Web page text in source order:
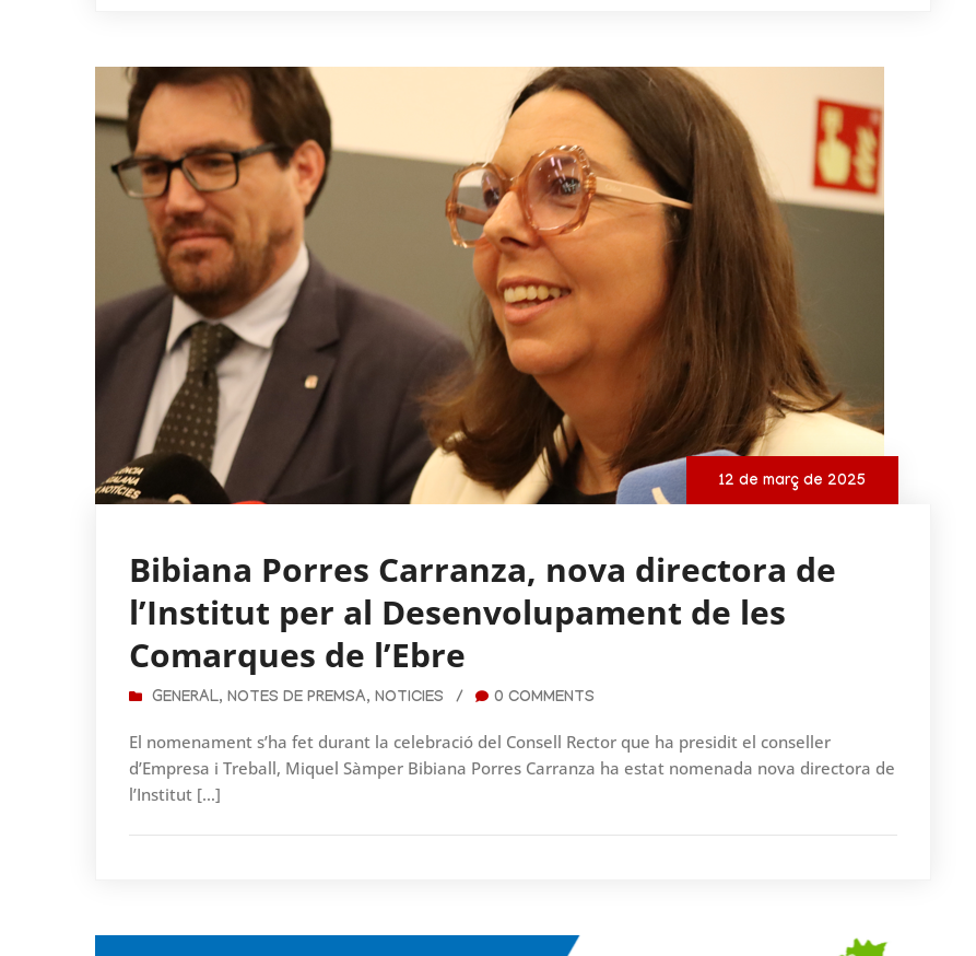
12 de març de 2025
Bibiana Porres Carranza, nova directora de
l’Institut per al Desenvolupament de les
Comarques de l’Ebre
GENERAL, NOTES DE PREMSA, NOTICIES / 0 COMMENTS
El nomenament s’ha fet durant la celebració del Consell Rector que ha presidit el conseller
d’Empresa i Treball, Miquel Sàmper Bibiana Porres Carranza ha estat nomenada nova directora de
l’Institut […]